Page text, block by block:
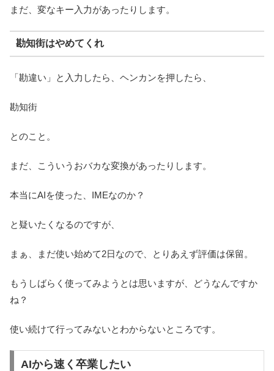
まだ、変なキー入力があったりします。
勘知街はやめてくれ
「勘違い」と入力したら、ヘンカンを押したら、
勘知街
とのこと。
まだ、こういうおバカな変換があったりします。
本当にAIを使った、IMEなのか？
と疑いたくなるのですが、
まぁ、まだ使い始めて2日なので、とりあえず評価は保留。
もうしばらく使ってみようとは思いますが、どうなんですか
ね？
使い続けて行ってみないとわからないところです。
AIから速く卒業したい